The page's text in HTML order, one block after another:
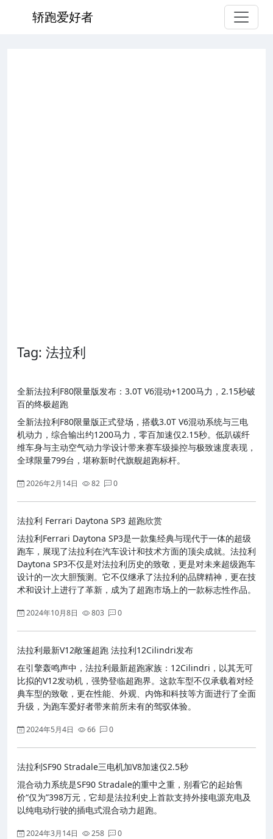
轿跑爱好者
Tag: 法拉利
全新法拉利F80限量版发布：3.0T V6混动+1200马力，2.15秒破
百的终极超跑
全新法拉利F80限量版正式登场，搭载3.0T V6混动系统与三电
机动力，综合输出约1200马力，零百加速仅2.15秒。低趴碳纤
维车身与主动空气动力学设计带来赛车级操控与极致速度表现，
全球限量799台，堪称新时代旗舰超跑标杆。
2026年2月14日 82 0
法拉利 Ferrari Daytona SP3 超跑欣赏
法拉利Ferrari Daytona SP3是一款集经典与现代于一体的超级
跑车，展现了法拉利在汽车设计和技术方面的顶尖成就。法拉利
Daytona SP3不仅是对法拉利历史的致敬，更是对未来超级跑车
设计的一次大胆预测。它不仅继承了法拉利的品牌精神，更在技
术和设计上进行了革新，成为了超跑市场上的一款标志性作品。
2024年10月8日 803 0
法拉利最新V12敞篷超跑 法拉利12Cilindri发布
在引擎轰鸣声中，法拉利最新超跑家族：12Cilindri，以其无可
比拟的V12发动机，强势登临超跑界。这款车型不仅承载着对经
典车型的致敬，更在性能、外观、内饰和科技等方面进行了全面
升级，为跑车爱好者带来前所未有的驾驭体验。
2024年5月4日 66 0
法拉利SF90 Stradale三电机加V8加速仅2.5秒
混合动力系统是SF90 Stradale的重中之重，别看它的起始售
价“仅为”398万元，它却是法拉利史上首款支持外接电源充电及
以纯电动行驶的插电式混合动力超跑。
2024年3月14日 258 0